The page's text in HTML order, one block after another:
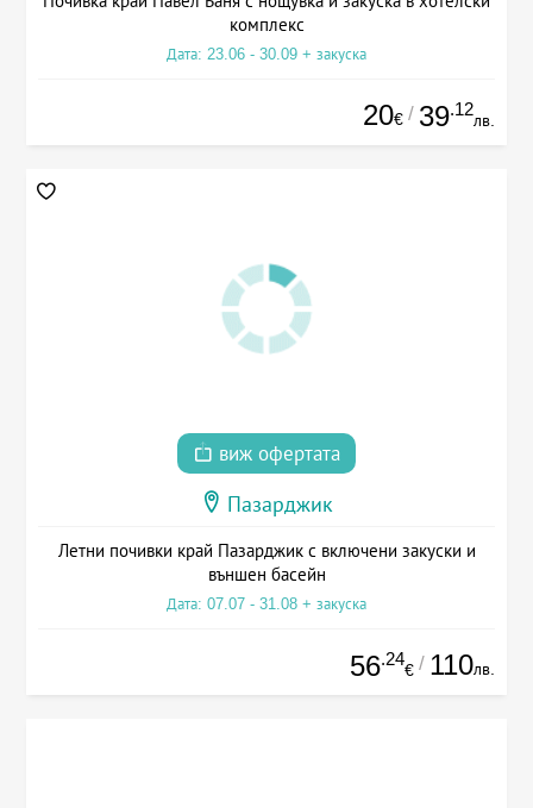
комплекс
Дата: 23.06 - 30.09 + закуска
20€ / 39.12
лв.
виж офертата
Пазарджик
Летни почивки край Пазарджик с включени закуски и
външен басейн
Дата: 07.07 - 31.08 + закуска
56.24
€ / 110лв.